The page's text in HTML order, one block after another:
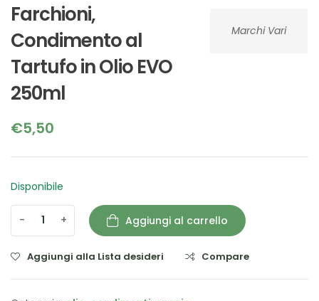
Marchi Vari
Farchioni,
Condimento al
Tartufo in Olio EVO
250ml
€5,50
Disponibile
- + Aggiungi al carrello
Aggiungi alla Lista desideri Compare